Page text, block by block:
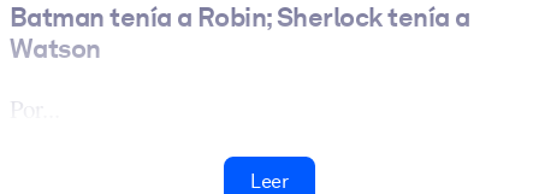
Batman tenía a Robin; Sherlock tenía a
Watson
Por...
Leer